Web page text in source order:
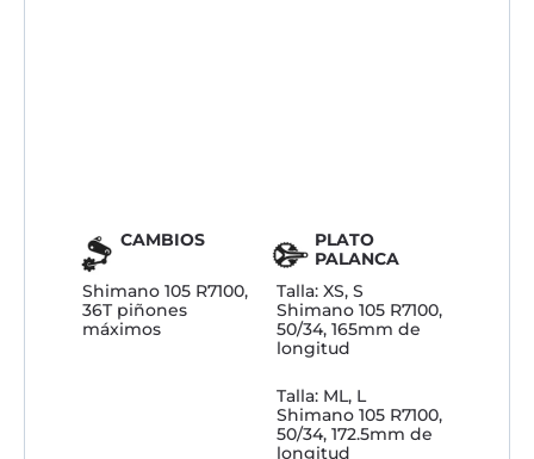
CAMBIOS
Shimano 105 R7100,
36T piñones
máximos
PLATO
PALANCA
Talla: XS, S
Shimano 105 R7100,
50/34, 165mm de
longitud
Talla: ML, L
Shimano 105 R7100,
50/34, 172.5mm de
longitud